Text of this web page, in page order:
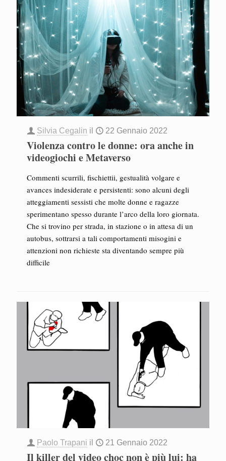
Silvia Cegalin il 22 Gennaio 2022
Violenza contro le donne: ora anche in
videogiochi e Metaverso
Commenti scurrili, fischiettii, gestualità volgare e
avances indesiderate e persistenti: sono alcuni degli
atteggiamenti sessisti che molte donne e ragazze
sperimentano spesso durante l’arco della loro giornata.
Che si trovino per strada, in stazione o in attesa di un
autobus, sottrarsi a tali comportamenti misogini e
attenzioni non richieste sta diventando sempre più
difficile
Paolo Trapani il 21 Gennaio 2022
Il killer del video choc non è più lui: ha